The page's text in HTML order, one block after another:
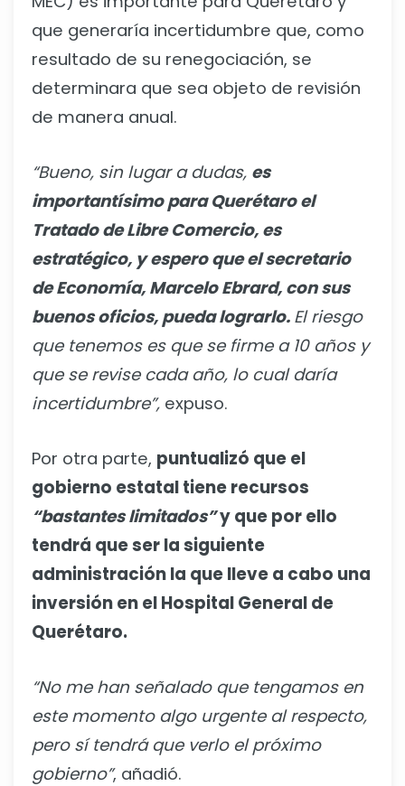
que generaría incertidumbre que, como
resultado de su renegociación, se
determinara que sea objeto de revisión
de manera anual.
“Bueno, sin lugar a dudas, es
importantísimo para Querétaro el
Tratado de Libre Comercio, es
estratégico, y espero que el secretario
de Economía, Marcelo Ebrard, con sus
buenos oficios, pueda lograrlo. El riesgo
que tenemos es que se firme a 10 años y
que se revise cada año, lo cual daría
incertidumbre”, expuso.
Por otra parte, puntualizó que el
gobierno estatal tiene recursos
“bastantes limitados”y que por ello
tendrá que ser la siguiente
administración la que lleve a cabo una
inversión en el Hospital General de
Querétaro.
“No me han señalado que tengamos en
este momento algo urgente al respecto,
pero sí tendrá que verlo el próximo
gobierno”, añadió.